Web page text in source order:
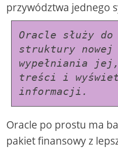
przywództwa jednego
Oracle służy
struktury nowej
wypełniania
treści i
informacji.
Oracle po prostu ma
pakiet finansowy z